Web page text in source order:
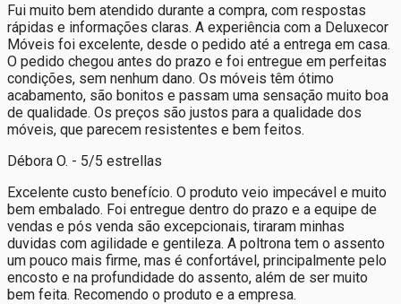
Fui muito bem atendido durante a compra, com respostas
rápidas e informações claras. A experiência com a Deluxecor
Móveis foi excelente, desde o pedido até a entrega em casa.
O pedido chegou antes do prazo e foi entregue em perfeitas
condições, sem nenhum dano. Os móveis têm ótimo
acabamento, são bonitos e passam uma sensação muito boa
de qualidade. Os preços são justos para a qualidade dos
móveis, que parecem resistentes e bem feitos.
Débora O. - 5/5 estrellas
Excelente custo benefício. O produto veio impecável e muito
bem embalado. Foi entregue dentro do prazo e a equipe de
vendas e pós venda são excepcionais, tiraram minhas
duvidas com agilidade e gentileza. A poltrona tem o assento
um pouco mais firme, mas é confortável, principalmente pelo
encosto e na profundidade do assento, além de ser muito
bem feita. Recomendo o produto e a empresa.